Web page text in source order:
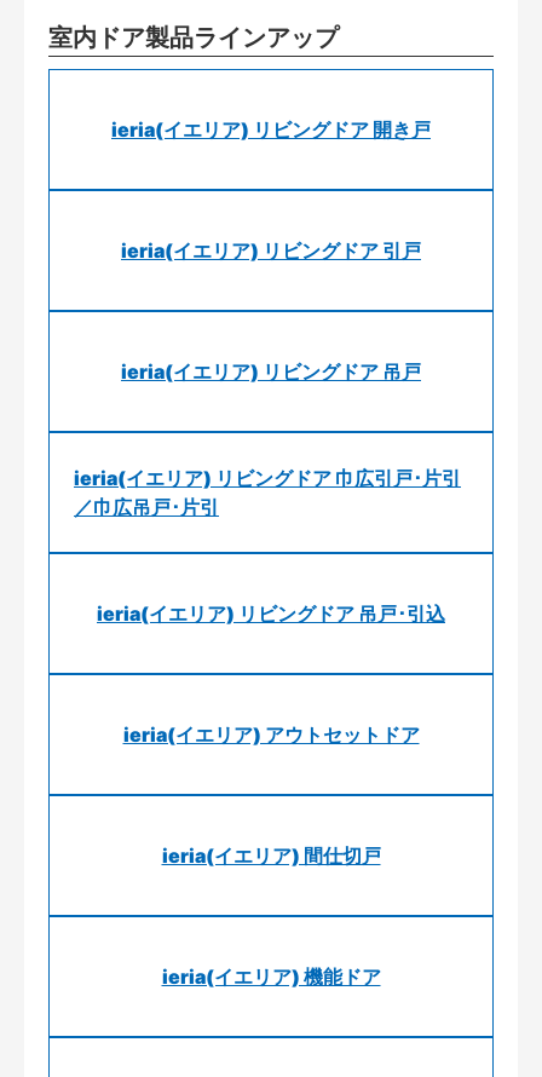
室内ドア製品ラインアップ
ieria(イエリア) リビングドア 開き戸
ieria(イエリア) リビングドア 引戸
ieria(イエリア) リビングドア 吊戸
ieria(イエリア) リビングドア 巾広引戸･片引
／巾広吊戸･片引
ieria(イエリア) リビングドア 吊戸･引込
ieria(イエリア) アウトセットドア
ieria(イエリア) 間仕切戸
ieria(イエリア) 機能ドア